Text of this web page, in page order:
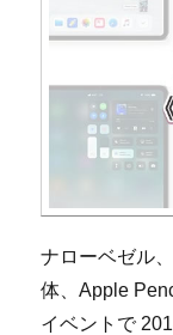
ナローベゼル
体、Apple
イベントで